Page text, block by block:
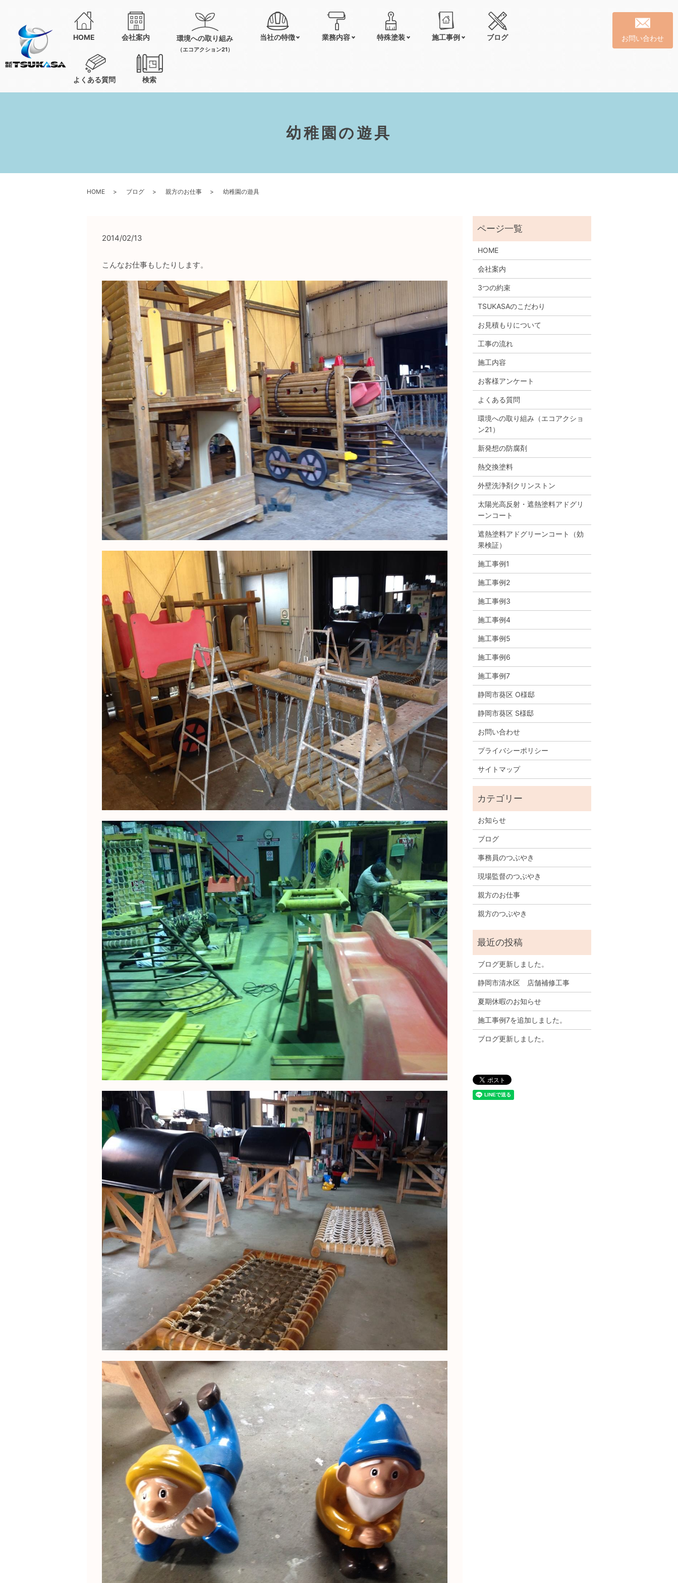
HOME 会社案内 環境への取り組み
（エコアクション21）
当社の特徴 業務内容 特殊塗装 施工事例 ブログ
よくある質問 検索
お問い合わせ
幼稚園の遊具
HOME ブログ 親方のお仕事 幼稚園の遊具
2014/02/13
こんなお仕事もしたりします。
HOME
会社案内
3つの約束
TSUKASAのこだわり
お見積もりについて
工事の流れ
施工内容
お客様アンケート
よくある質問
環境への取り組み （エコアクショ
ン21）
新発想の防腐剤
熱交換塗料
外壁洗浄剤クリンストン
太陽光高反射・遮熱塗料アドグリ
ーンコート
遮熱塗料アドグリーンコート（効
果検証）
施工事例1
施工事例2
施工事例3
施工事例4
施工事例5
施工事例6
施工事例7
静岡市葵区 O様邸
静岡市葵区 S様邸
お問い合わせ
プライバシーポリシー
サイトマップ
お知らせ
ブログ
事務員のつぶやき
現場監督のつぶやき
親方のお仕事
親方のつぶやき
ブログ更新しました。
静岡市清水区 店舗補修工事
夏期休暇のお知らせ
施工事例7を追加しました。
ブログ更新しました。